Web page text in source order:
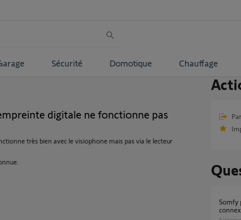
Sécurité Domotique Chauffage
digitale ne fonctionne pas
très bien avec le visiophone mais pas via le lecteur
Somfy protect. Comment paramétrer la